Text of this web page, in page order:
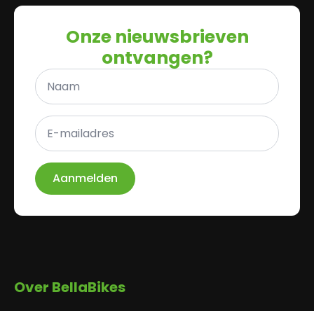
Onze nieuwsbrieven
ontvangen?
Naam
E-
mailadres
*
Aanmelden
Over BellaBikes